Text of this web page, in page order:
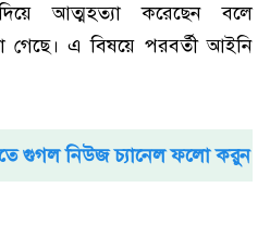
আত্মহত্যা করেছেন বলে
গেছে। এ বিষয়ে পরবর্তী আইনি
গুগল নিউজ চ্যানেল ফলো করুন